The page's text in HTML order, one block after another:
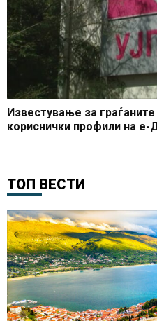
Известување за
кориснички профили на е-
ТОП ВЕСТИ